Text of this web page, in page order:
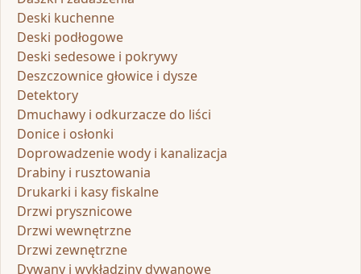
Deski kuchenne
Deski podłogowe
Deski sedesowe i pokrywy
Deszczownice głowice i dysze
Detektory
Dmuchawy i odkurzacze do liści
Donice i osłonki
Doprowadzenie wody i kanalizacja
Drabiny i rusztowania
Drukarki i kasy fiskalne
Drzwi prysznicowe
Drzwi wewnętrzne
Drzwi zewnętrzne
Dywany i wykładziny dywanowe